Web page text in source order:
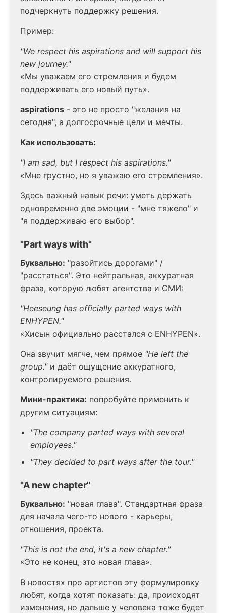
подчеркнуть поддержку решения.
Пример:
"We respect his aspirations and will support his
new journey."
«Мы уважаем его стремления и будем
поддерживать его новый путь».
aspirations - это не просто "желания на
сегодня", а долгосрочные цели и мечты.
Как использовать:
"I am sad, but I respect his aspirations."
«Мне грустно, но я уважаю его стремления».
Здесь важный навык речи: уметь держать
одновременно две эмоции - "мне тяжело" и
"я поддерживаю его выбор".
"Part ways with"
Буквально: "разойтись дорогами" /
"расстаться". Это нейтральная, аккуратная
фраза, которую любят агентства и СМИ:
"Heeseung has officially parted ways with
ENHYPEN."
«Хисын официально расстался с ENHYPEN».
Она звучит мягче, чем прямое "He left the
group."и даёт ощущение аккуратного,
контролируемого решения.
Мини-практика: попробуйте применить к
другим ситуациям:
"The company parted ways with several
employees."
"They decided to part ways after the tour."
"A new chapter"
Буквально: "новая глава". Стандартная фраза
для начала чего-то нового - карьеры,
отношения, проекта.
"This is not the end, it's a new chapter."
«Это не конец, это новая глава».
В новостях про артистов эту формулировку
любят, когда хотят показать: да, происходят
изменения, но дальше у человека тоже будет